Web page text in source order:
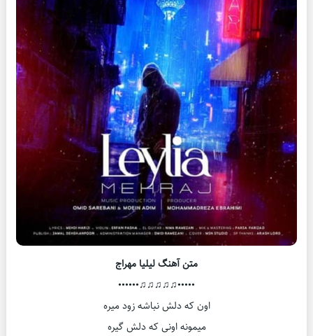
متن آهنگ لیلیا مهراج
•••••♫♫♫♫♫••••••
اون که دلش نباشه زود میره
میمونه اونی که دلش گیره